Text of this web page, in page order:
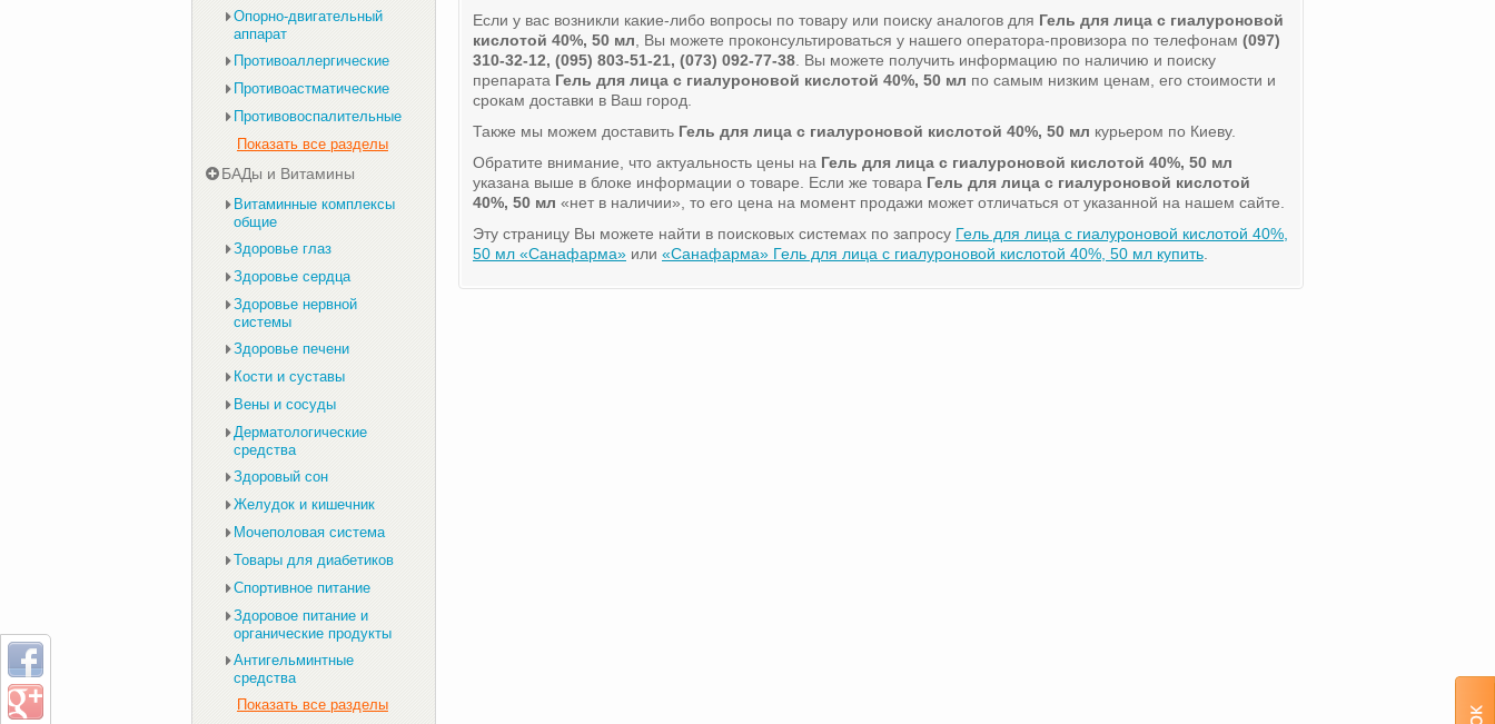
Если у вас возникли какие-либо вопросы по товару или поиску аналогов для Гель для лица с гиалуроновой
кислотой 40%, 50 мл , Вы можете проконсультироваться у нашего оператора-провизора по телефонам (097)
310-32-12, (095) 803-51-21, (073) 092-77-38 . Вы можете получить информацию по наличию и поиску
препарата Гель для лица с гиалуроновой кислотой 40%, 50 мл по самым низким ценам, его стоимости и
срокам доставки в Ваш город.
Также мы можем доставить Гель для лица с гиалуроновой кислотой 40%, 50 мл курьером по Киеву.
Обратите внимание, что актуальность цены на Гель для лица с гиалуроновой кислотой 40%, 50 мл
указана выше в блоке информации о товаре. Если же товара Гель для лица с гиалуроновой кислотой
40%, 50 мл «нет в наличии», то его цена на момент продажи может отличаться от указанной на нашем сайте.
Эту страницу Вы можете найти в поисковых системах по запросу Гель для лица с гиалуроновой кислотой 40%,
50 мл «Санафарма» или «Санафарма» Гель для лица с гиалуроновой кислотой 40%, 50 мл купить
Опорно-двигательный
аппарат
Противоаллергические
Противоастматические
Противовоспалительные
Показать все разделы
БАДы и Витамины
Витаминные комплексы
общие
Здоровье глаз
Здоровье сердца
Здоровье нервной
системы
Здоровье печени
Кости и суставы
Вены и сосуды
Дерматологические
средства
Здоровый сон
Желудок и кишечник
Мочеполовая система
Товары для диабетиков
Спортивное питание
Здоровое питание и
органические продукты
Антигельминтные
средства
Показать все разделы